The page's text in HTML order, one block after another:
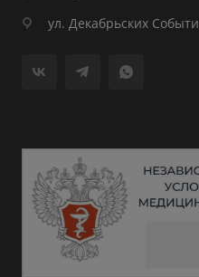
ул. Декабрьских